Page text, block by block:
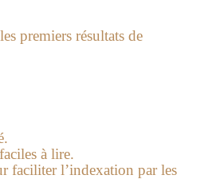
premiers résultats de
à lire.
faciliter l’indexation par les